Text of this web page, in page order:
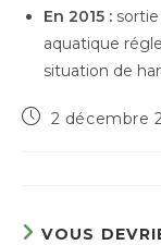
En 2015 :
aquatique
situation de
Publication
2 décembre
VOUS